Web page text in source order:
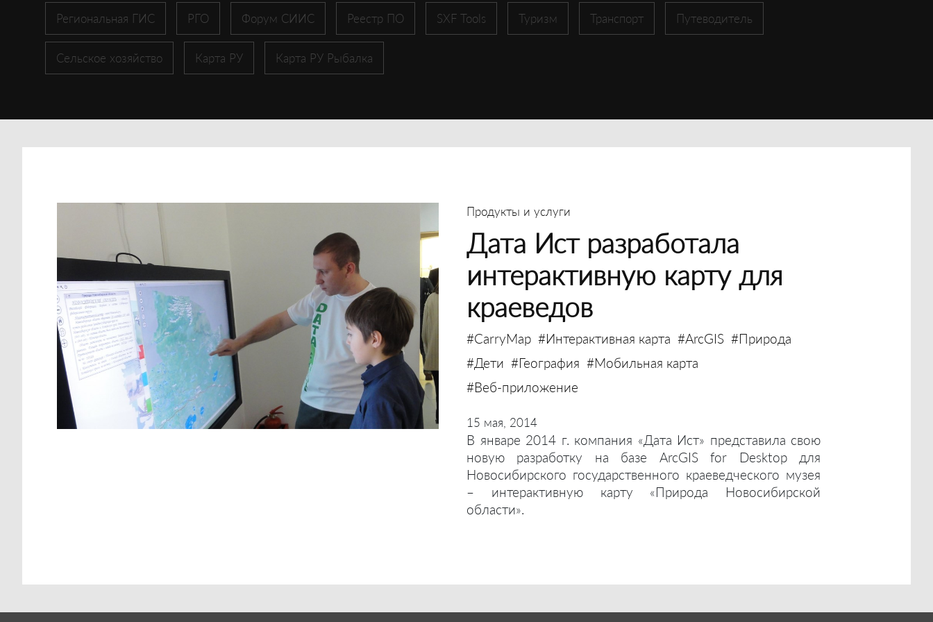
Региональная ГИС РГО Форум СИИС Реестр ПО SXF Tools Туризм Транспорт Путеводитель
Сельское хозяйство Карта РУ Карта РУ Рыбалка
Продукты и услуги
Дата Ист разработала
интерактивную карту для
краеведов
#CarryMap #Интерактивная карта #ArcGIS #Природа
#Дети #География #Мобильная карта
#Веб-приложение
15 мая, 2014
В январе 2014 г. компания «Дата Ист» представила свою
новую разработку на базе ArcGIS for Desktop для
Новосибирского государственного краеведческого музея
– интерактивную карту «Природа Новосибирской
области».